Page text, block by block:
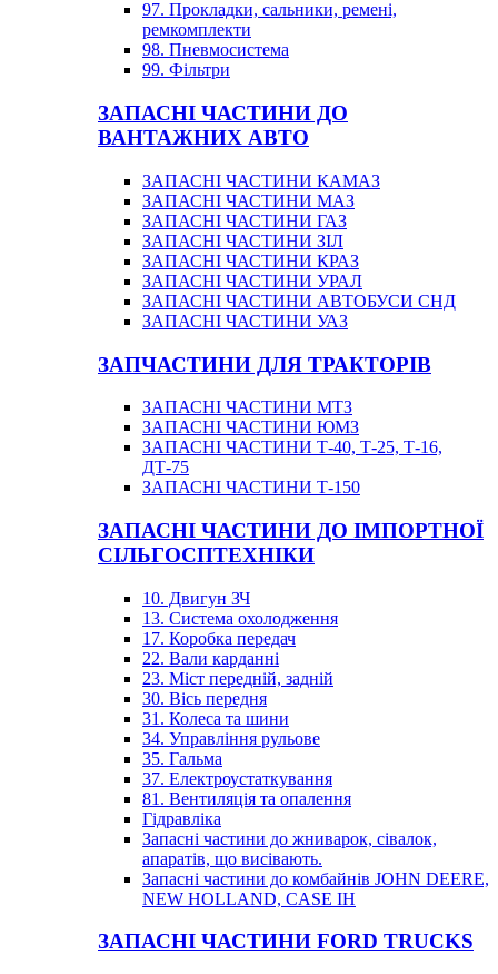
97. Прокладки, сальники, ремені,
ремкомплекти
98. Пневмосистема
99. Фільтри
ЗАПАСНІ ЧАСТИНИ ДО
ВАНТАЖНИХ АВТО
ЗАПАСНІ ЧАСТИНИ КАМАЗ
ЗАПАСНІ ЧАСТИНИ МАЗ
ЗАПАСНІ ЧАСТИНИ ГАЗ
ЗАПАСНІ ЧАСТИНИ ЗІЛ
ЗАПАСНІ ЧАСТИНИ КРАЗ
ЗАПАСНІ ЧАСТИНИ УРАЛ
ЗАПАСНІ ЧАСТИНИ АВТОБУСИ СНД
ЗАПАСНІ ЧАСТИНИ УАЗ
ЗАПЧАСТИНИ ДЛЯ ТРАКТОРІВ
ЗАПАСНІ ЧАСТИНИ МТЗ
ЗАПАСНІ ЧАСТИНИ ЮМЗ
ЗАПАСНІ ЧАСТИНИ Т-40, Т-25, Т-16,
ДТ-75
ЗАПАСНІ ЧАСТИНИ Т-150
ЗАПАСНІ ЧАСТИНИ ДО ІМПОРТНОЇ
СІЛЬГОСПТЕХНІКИ
10. Двигун ЗЧ
13. Система охолодження
17. Коробка передач
22. Вали карданні
23. Міст передній, задній
30. Вісь передня
31. Колеса та шини
34. Управління рульове
35. Гальма
37. Електроустаткування
81. Вентиляція та опалення
Гідравліка
Запасні частини до жниварок, сівалок,
апаратів, що висівають.
Запасні частини до комбайнів JOHN DEERE,
NEW HOLLAND, CASE IH
ЗАПАСНІ ЧАСТИНИ FORD TRUCKS